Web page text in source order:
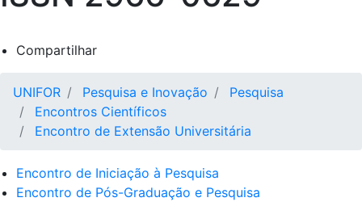
Compartilhar
UNIFOR Pesquisa e Inovação
Pesquisa
Encontros Científicos
Encontro de Extensão Universitária
Encontro de Iniciação à Pesquisa
Encontro de Pós-Graduação e Pesquisa